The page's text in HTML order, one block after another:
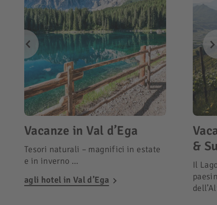
Vacanze in Val d’Ega
Tesori naturali – magnifici in estate
e in inverno …
agli hotel in Val d’Ega
&
Il